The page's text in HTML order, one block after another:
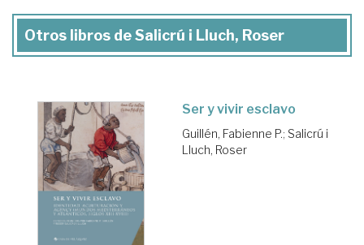
Otros libros de Salicrú i Lluch, Roser
Ser y vivir esclavo
Guillén, Fabienne P.; Salicrú i
Lluch, Roser